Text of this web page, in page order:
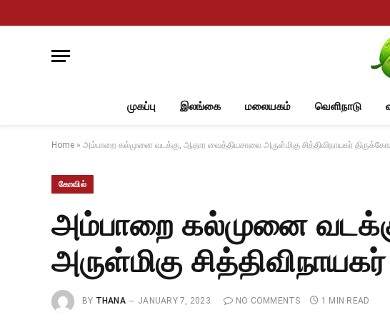
முகப்பு இலங்கை மலையகம் வெளிநாடு
Home » அம்பாறை கல்முனை வடக்கு, ஆதார வைத்தியசாலை அருள்மிகு சித்திவிநாயகர்
கோவில்
அம்பாறை கல்முனை
அருள்மிகு
BY THANA JANUARY 7, 2023 NO COMMENTS 1 MIN READ